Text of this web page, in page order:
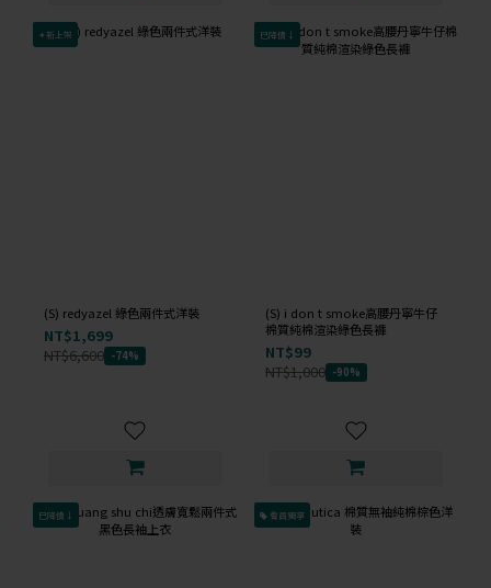
✦新上架
(S) redyazel 綠色兩件式洋裝
NT$1,699
NT$6,600 -74%
已降價↓
(S) i don t smoke高腰丹寧牛仔
棉質純棉渲染綠色長褲
NT$99
NT$1,000 -90%
已降價↓ 會員獨享